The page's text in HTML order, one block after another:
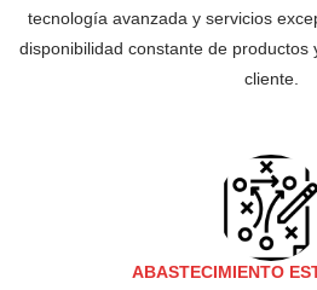
tecnología avanzada y servicios
disponibilidad constante de productos
cliente.
ABASTECIMIENTO